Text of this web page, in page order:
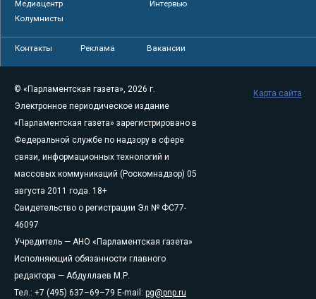
Медиацентр
Интервью
Колумнисты
Контакты Реклама Вакансии
© «Парламентская газета», 2026 г.
Электронное периодическое издание
«Парламентская газета» зарегистрировано в
Федеральной службе по надзору в сфере
связи, информационных технологий и
массовых коммуникаций (Роскомнадзор) 05
августа 2011 года. 18+
Свидетельство о регистрации Эл № ФС77-
46097
Учредитель — АНО «Парламентская газета»
Исполняющий обязанности главного
редактора — Абдуллаев М.Р.
Тел.: +7 (495) 637–69–79 E-mail: pg@pnp.ru
Карта сайта